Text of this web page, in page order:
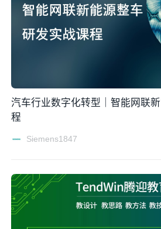
汽车行业数字化转型｜智能网联
程
Siemens1847